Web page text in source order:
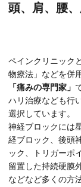
頭、肩、腰
ペインクリニック
物療法」などを併
「痛みの専門家」
ハリ治療なども行
選択しています。
神経ブロックには
経ブロック、後頭
ック、トリガーポ
留置した持続硬膜
などなど多くの方